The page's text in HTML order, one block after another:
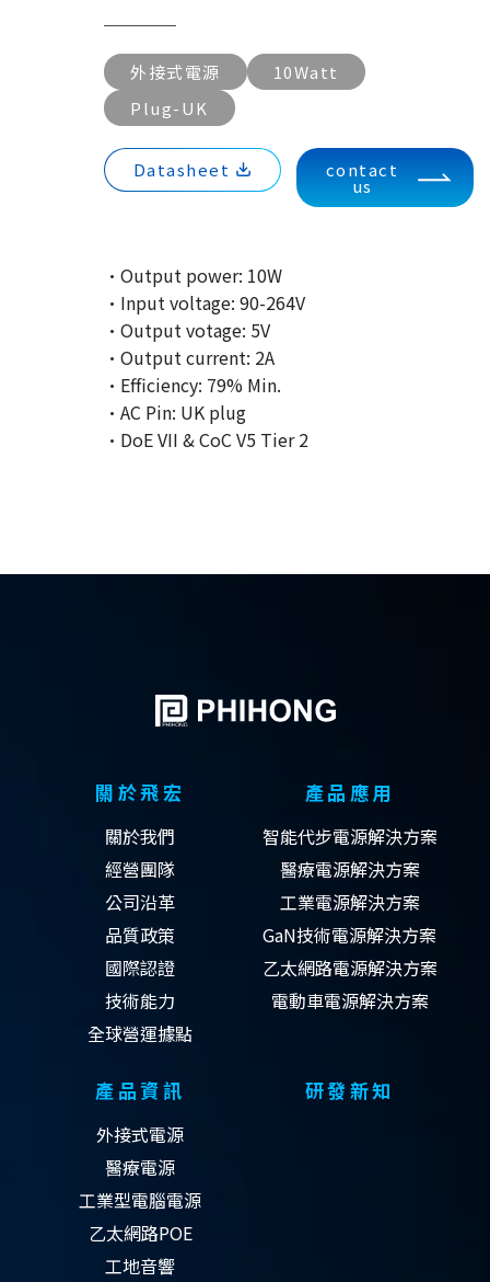
外接式電源
10Watt
Plug-UK
Datasheet contact
us
·Output power: 10W
·Input voltage: 90-264V
·Output votage: 5V
·Output current: 2A
·Efficiency: 79% Min.
·AC Pin: UK plug
·DoE VII & CoC V5 Tier 2
關於飛宏
關於我們
經營團隊
公司沿革
品質政策
國際認證
技術能力
全球營運據點
產品應用
智能代步電源解決方案
醫療電源解決方案
工業電源解決方案
GaN技術電源解決方案
乙太網路電源解決方案
電動車電源解決方案
產品資訊
外接式電源
醫療電源
工業型電腦電源
乙太網路POE
工地音響
研發新知